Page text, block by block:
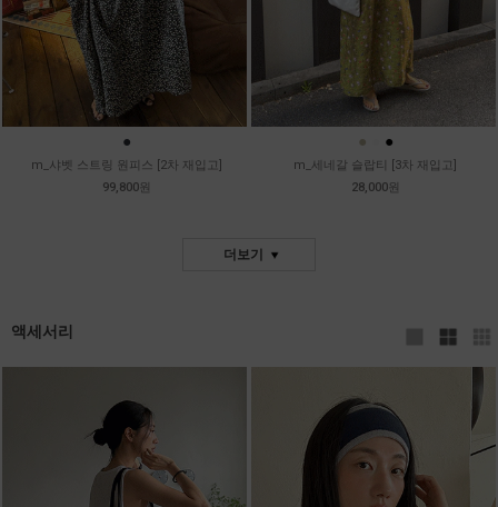
●
m_샤벳 스트링 원피스 [2차 재입고]
99,800원
● ●
m_세네갈 슬랍티 [3차 재입고]
28,000원
더보기
액세서리